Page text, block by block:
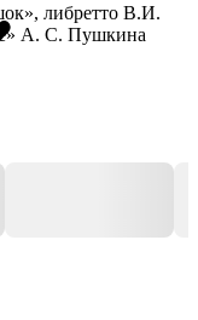
либретто В.И.
А. С. Пушкина